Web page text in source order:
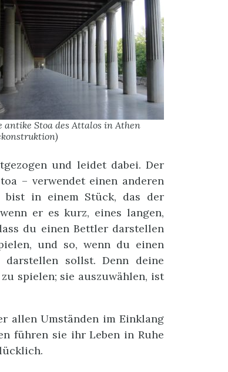
antike Stoa des Attalos in Athen
und leidet dabei. Der
– verwendet einen anderen
bist in einem Stück, das der
er es kurz, eines langen,
du einen Bettler darstellen
und so, wenn du einen
darstellen sollst. Denn deine
spielen; sie auszuwählen, ist
allen Umständen im Einklang
führen sie ihr Leben in Ruhe